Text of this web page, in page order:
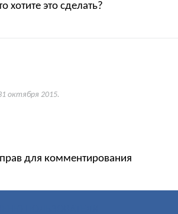
хотите это сделать?
октября 2015.
для комментирования